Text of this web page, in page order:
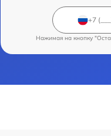
Нажимая на кнопку